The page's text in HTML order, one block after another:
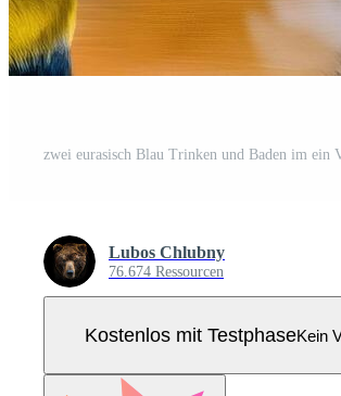
Lubos Chlubny
76.674 Ressourcen
Kostenlos mit TestphaseKein